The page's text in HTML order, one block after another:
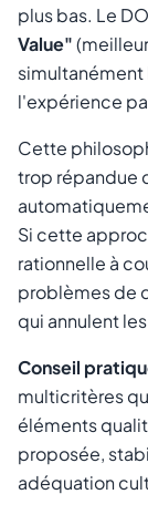
plus bas. Le
Value"
l'expérience
Cette
trop répandue
Si cette
rationnelle à
problèmes de
qui annulent
Conseil
multicritères
éléments
proposée,
adéquation